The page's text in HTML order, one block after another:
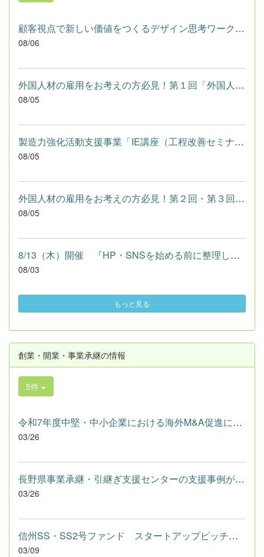
顧客視点で新しい価値をつくるデザイン思考ワークショップ【１０...
08/06
外国人材の雇用をお考えの方必見！第１回「外国人材活用セミナー...
08/05
製造力強化活動支援事業「IE講座（工程改善セミナー：活用編）」...
08/05
外国人材の雇用をお考えの方必見！第２回・第３回「外国人材活用...
08/05
8/13（木）開催 『HP・SNSを始める前に整理しよう～自分らしいWe...
08/03
もっと見る
創業・開業・事業承継の情報
5件
令和7年度中堅・中小企業における海外M&A促進に向けた課題調査事...
03/26
長野県事業承継・引継ぎ支援センターの支援事例が「Best Practice...
03/26
信州SS・SS2号ファンド スタートアップピッチを3月10日(火)に開...
03/09